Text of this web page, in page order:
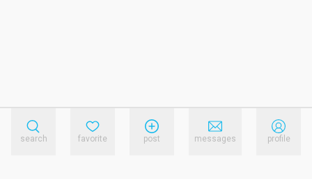
search favorite post messages profile